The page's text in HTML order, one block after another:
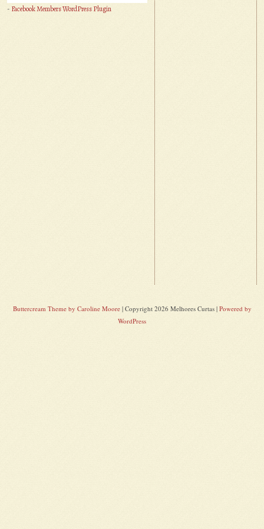
- Facebook Members WordPress Plugin
Buttercream Theme by Caroline Moore| Copyright 2026 Melhores Curtas | Powered by
WordPress